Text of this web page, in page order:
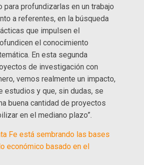
para profundizarlas en un trabajo
a referentes, en la búsqueda
que impulsen el
el conocimiento
En esta segunda
de investigación con
vemos realmente un impacto,
estudios y que, sin dudas, se
buena cantidad de proyectos
en el mediano plazo”.
Fe está sembrando las bases
económico basado en el